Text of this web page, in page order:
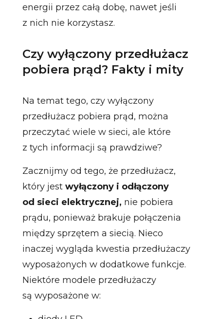
energii przez całą dobę, nawet jeśli
z nich nie korzystasz.
Czy wyłączony przedłużacz
pobiera prąd? Fakty i mity
Na temat tego, czy wyłączony
przedłużacz pobiera prąd, można
przeczytać wiele w sieci, ale które
z tych informacji są prawdziwe?
Zacznijmy od tego, że przedłużacz,
który jest wyłączony i odłączony
od sieci elektrycznej, nie pobiera
prądu, ponieważ brakuje połączenia
między sprzętem a siecią. Nieco
inaczej wygląda kwestia przedłużaczy
wyposażonych w dodatkowe funkcje.
Niektóre modele przedłużaczy
są wyposażone w: